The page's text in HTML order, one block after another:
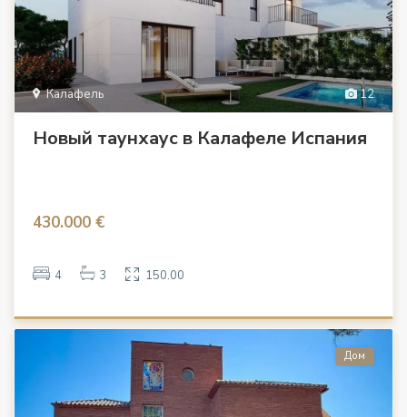
12
Калафель
Новый таунхаус в Калафеле Испания
430.000 €
4 3 150.00
Дом